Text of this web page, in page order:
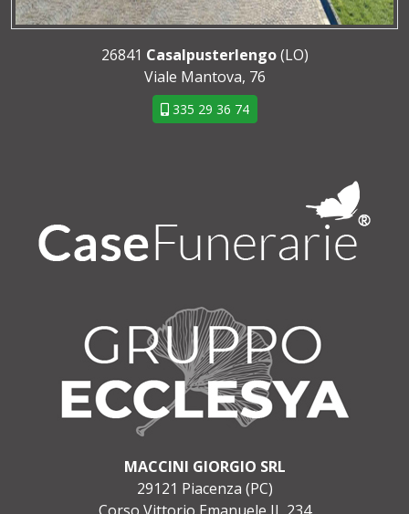
26841 Casalpusterlengo(LO)
Viale Mantova, 76
335 29 36 74
MACCINI GIORGIO SRL
29121 Piacenza (PC)